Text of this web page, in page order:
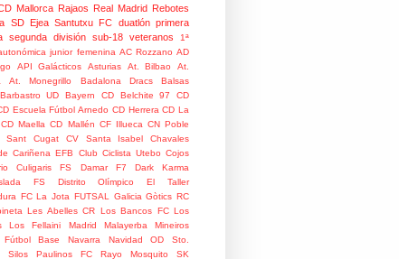
Mallorca Rajaos Real Madrid Rebotes
SD Ejea Santutxu FC duatlón primera
segunda división sub-18 veteranos
1ª
junior femenina AC Rozzano AD
API Galácticos Asturias At. Bilbao
At.
At. Monegrillo Badalona Dracs
Balsas
Barbastro UD Bayern CD Belchite 97
CD
Escuela Fútbol Arnedo CD Herrera CD La
CD Maella CD Mallén CF Illueca CN Poble
Sant Cugat CV Santa Isabel
Chavales
Cariñena EFB
Club Ciclista Utebo Cojos
Culigaris FS Damar F7
Dark Karma
FS
Distrito Olímpico
El Taller
FC La Jota FUTSAL Galicia Gòtics RC
Les Abelles CR Los Bancos FC Los
Los Fellaini Madrid Malayerba
Mineiros
Fútbol Base
Navarra Navidad
OD Sto.
Silos
Paulinos FC Rayo Mosquito SK